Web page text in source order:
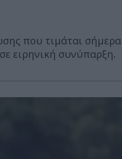
που τιμάται
ειρηνική συνύπαρξη.